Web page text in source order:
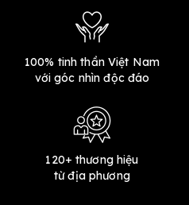
100% tinh thần Việt Nam
với góc nhìn độc đáo
120+ thương hiệu
từ địa phương